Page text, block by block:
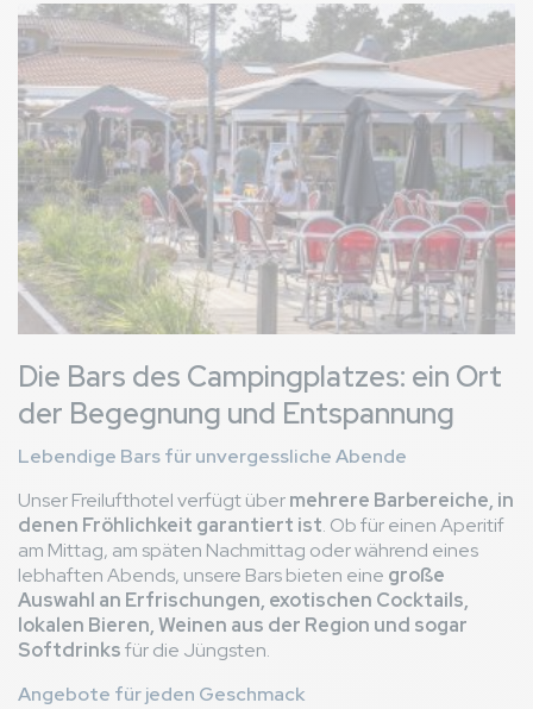
Bild
Die Bars des Campingplatzes: ein Ort
der Begegnung und Entspannung
Lebendige Bars für unvergessliche Abende
Unser Freilufthotel verfügt übermehrere Barbereiche, in
denen Fröhlichkeit garantiert ist. Ob für einen Aperitif
am Mittag, am späten Nachmittag oder während eines
lebhaften Abends, unsere Bars bieten eine große
Auswahl an Erfrischungen, exotischen Cocktails,
lokalen Bieren, Weinen aus der Region und sogar
Softdrinksfür die Jüngsten.
Angebote für jeden Geschmack